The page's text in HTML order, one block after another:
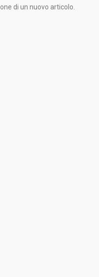
di un nuovo articolo.